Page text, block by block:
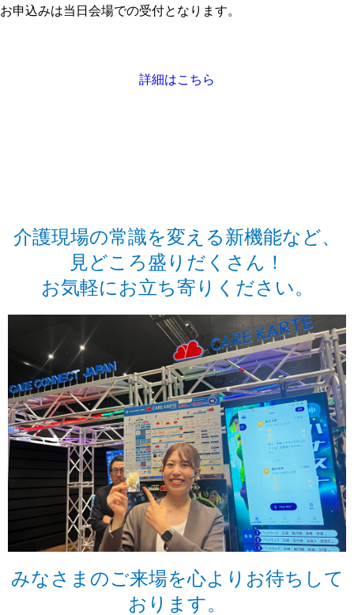
お申込みは当日会場での受付となります。
詳細はこちら
介護現場の常識を変える新機能など、
見どころ盛りだくさん！
お気軽にお立ち寄りください。
みなさまのご来場を心よりお待ちして
おります。